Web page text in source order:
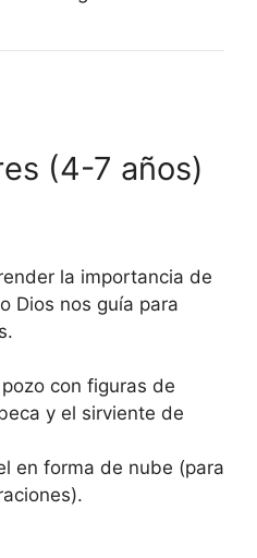
(4-7 años)
la importancia de
Dios nos guía para
con figuras de
y el sirviente de
en forma de nube (para